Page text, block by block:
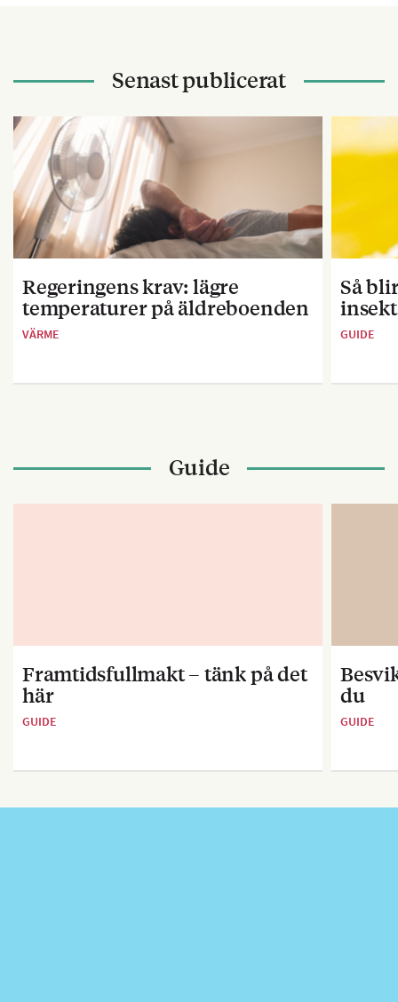
Senast publicerat
Regeringens krav: lägre
temperaturer på äldreboenden
VÄRME
Så
GUIDE
Guide
Framtidsfullmakt – tänk på det
här
GUIDE
du
GUIDE